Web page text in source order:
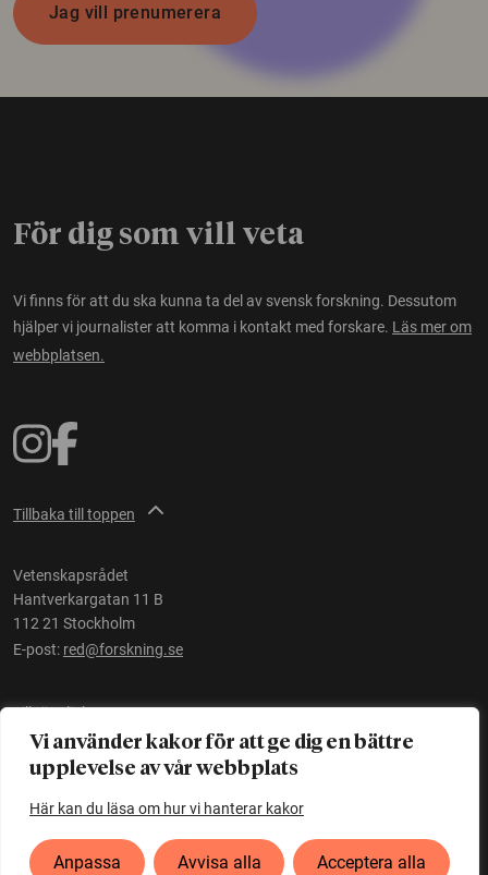
Vi använder kakor för att ge dig en bättre
upplevelse av vår webbplats
Här kan du läsa om hur vi hanterar kakor
Anpassa Avvisa alla Acceptera alla
Jag vill prenumerera
För dig som vill veta
Vi finns för att du ska kunna ta del av svensk forskning. Dessutom
hjälper vi journalister att komma i kontakt med forskare. Läs mer om
webbplatsen.
Tillbaka till toppen
Vetenskapsrådet
Hantverkargatan 11 B
112 21 Stockholm
E-post: red@forskning.se
Tillgänglighet
Ett initiativ avVetenskapsrådet